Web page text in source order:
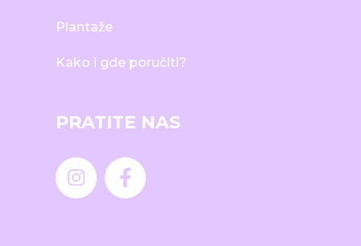
Plantaže
Kako i gde poručiti?
PRATITE NAS